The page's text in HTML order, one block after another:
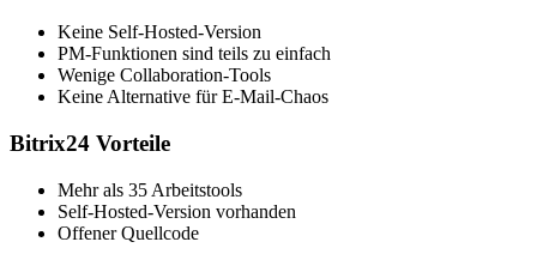
Keine Self-Hosted-Version
PM-Funktionen sind teils zu einfach
Wenige Collaboration-Tools
Keine Alternative für E-Mail-Chaos
Bitrix24 Vorteile
Mehr als 35 Arbeitstools
Self-Hosted-Version vorhanden
Offener Quellcode